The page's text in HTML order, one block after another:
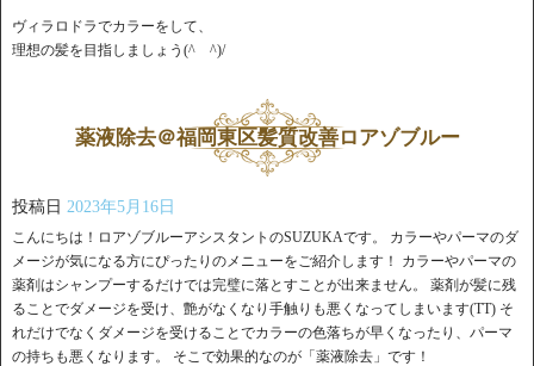
ヴィラロドラでカラーをして、
理想の髪を目指しましょう(^ ^)/
薬液除去＠福岡東区髪質改善ロアゾブルー
投稿日 2023年5月16日
こんにちは！ロアゾブルーアシスタントのSUZUKAです。 カラーやパーマのダ
メージが気になる方にぴったりのメニューをご紹介します！ カラーやパーマの
薬剤はシャンプーするだけでは完璧に落とすことが出来ません。 薬剤が髪に残
ることでダメージを受け、艶がなくなり手触りも悪くなってしまいます(TT) そ
れだけでなくダメージを受けることでカラーの色落ちが早くなったり、パーマ
の持ちも悪くなります。 そこで効果的なのが「薬液除去」です！